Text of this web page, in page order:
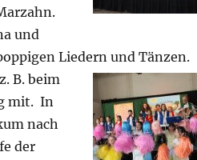
und
Liedern und Tänzen.
B. beim
mit. In
nach
der